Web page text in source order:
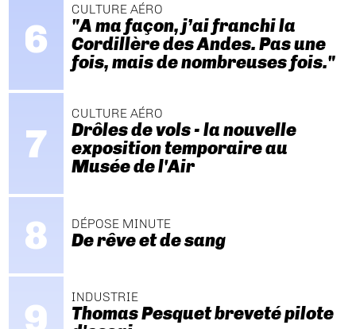
CULTURE AÉRO
"A ma façon, j’ai franchi la
Cordillère des Andes. Pas une
fois, mais de nombreuses fois."
CULTURE AÉRO
Drôles de vols - la nouvelle
exposition temporaire au
Musée de l'Air
DÉPOSE MINUTE
De rêve et de sang
INDUSTRIE
Thomas Pesquet breveté pilote